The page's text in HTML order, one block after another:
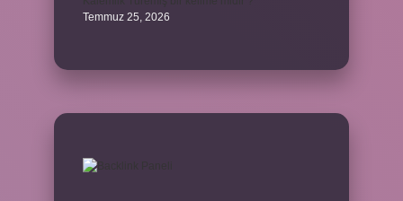
Temmuz 25, 2026